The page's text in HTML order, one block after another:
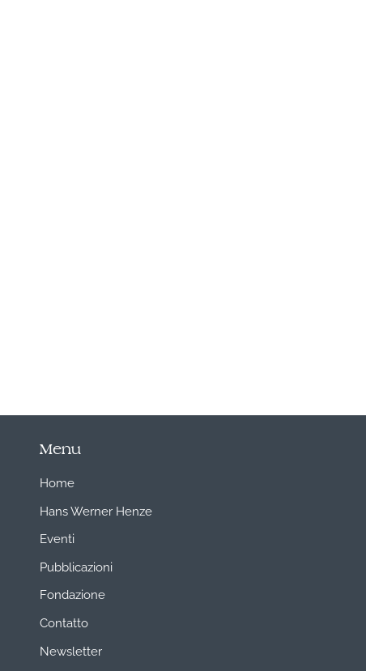
Menu
Home
Hans Werner Henze
Eventi
Pubblicazioni
Fondazione
Contatto
Newsletter